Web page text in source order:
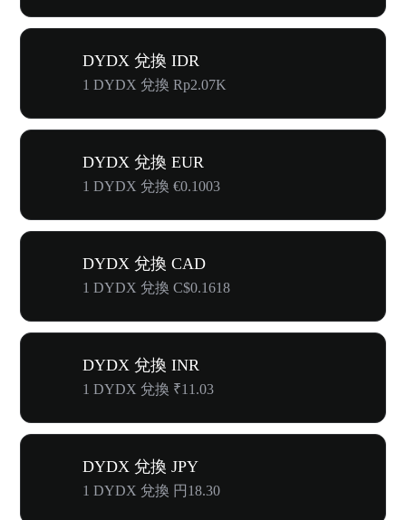
DYDX 兌換 IDR
1 DYDX 兌換 Rp2.07K
DYDX 兌換 EUR
1 DYDX 兌換 €0.1003
DYDX 兌換 CAD
1 DYDX 兌換 C$0.1618
DYDX 兌換 INR
1 DYDX 兌換 ₹11.03
DYDX 兌換 JPY
1 DYDX 兌換 円18.30